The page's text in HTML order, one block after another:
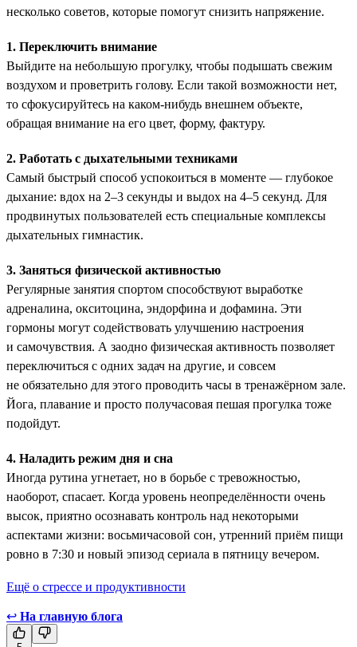
несколько советов, которые помогут снизить напряжение.
1. Переключить внимание
Выйдите на небольшую прогулку, чтобы подышать свежим
воздухом и проветрить голову. Если такой возможности нет,
то сфокусируйтесь на каком-нибудь внешнем объекте,
обращая внимание на его цвет, форму, фактуру.
2. Работать с дыхательными техниками
Самый быстрый способ успокоиться в моменте — глубокое
дыхание: вдох на 2–3 секунды и выдох на 4–5 секунд. Для
продвинутых пользователей есть специальные комплексы
дыхательных гимнастик.
3. Заняться физической активностью
Регулярные занятия спортом способствуют выработке
адреналина, окситоцина, эндорфина и дофамина. Эти
гормоны ­могут содействовать улучшению настроения
и самочувствия. А заодно физическая активность позволяет
переключиться с одних задач на другие, и совсем
не обязательно для этого проводить часы в тренажёрном зале.
Йога, плавание и просто получасовая пешая прогулка тоже
подойдут.
4. Наладить режим дня и сна
Иногда рутина угнетает, но в борьбе с тревожностью,
наоборот, спасает. Когда уровень неопределённости очень
высок, приятно осознавать контроль над некоторыми
аспектами жизни: восьмичасовой сон, утренний приём пищи
ровно в 7:30 и новый эпизод сериала в пятницу вечером.
Ещё о стрессе и продуктивности
↩ На главную блога